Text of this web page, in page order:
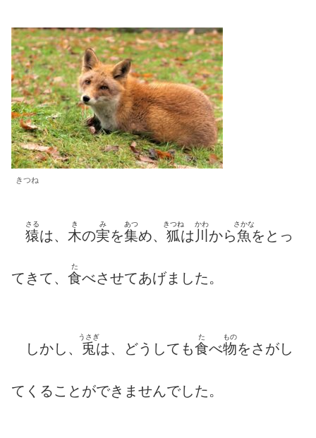
きつね
猿
さる
は、 木
き
の実
み
を集
あつ
め、 狐
きつね
は川
かわ
から魚
さかな
をとっ
てきて、 食
た
べさせてあげました。
しかし、 兎
うさぎ
は、どうしても食
た
べ物
もの
をさがし
てくることができませんでした。